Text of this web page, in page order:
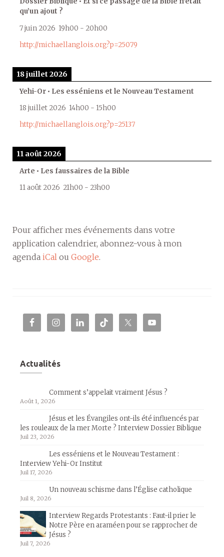
qu’un ajout ?
7 juin 2026 19h00 - 20h00
http://michaellanglois.org?p=25079
18 juillet 2026
Yehi-Or • Les esséniens et le Nouveau Testament
18 juillet 2026 14h00 - 15h00
http://michaellanglois.org?p=25137
11 août 2026
Arte • Les faussaires de la Bible
11 août 2026 21h00 - 23h00
Pour afficher mes événements dans votre
application calendrier, abonnez-vous à mon
agenda iCal ou Google.
Actualités
Comment s’appelait vraiment Jésus ?
Août 1, 2026
Jésus et les Évangiles ont-ils été influencés par
les rouleaux de la mer Morte ? Interview Dossier Biblique
Juil 23, 2026
Les esséniens et le Nouveau Testament :
Interview Yehi-Or Institut
Juil 17, 2026
Un nouveau schisme dans l’Église catholique
Juil 8, 2026
Interview Regards Protestants : Faut-il prier le
Notre Père en araméen pour se rapprocher de
Jésus ?
Juil 7, 2026